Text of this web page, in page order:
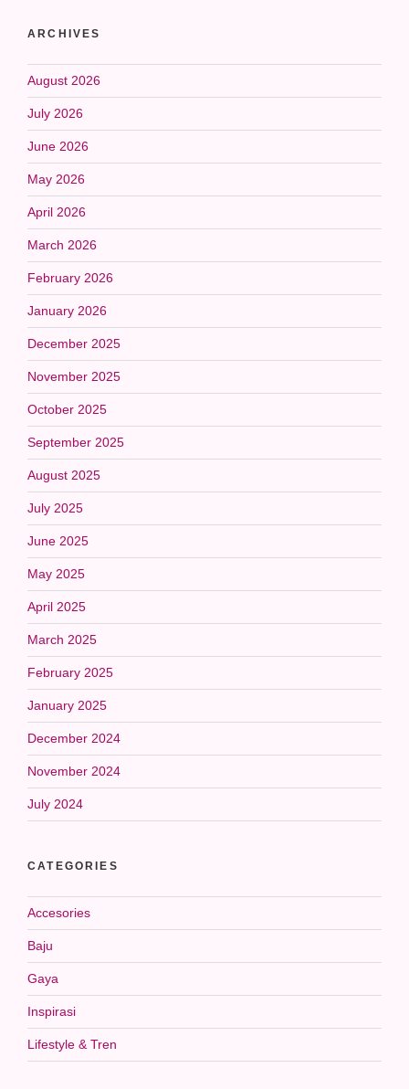
ARCHIVES
August 2026
July 2026
June 2026
May 2026
April 2026
March 2026
February 2026
January 2026
December 2025
November 2025
October 2025
September 2025
August 2025
July 2025
June 2025
May 2025
April 2025
March 2025
February 2025
January 2025
December 2024
November 2024
July 2024
CATEGORIES
Accesories
Baju
Gaya
Inspirasi
Lifestyle & Tren